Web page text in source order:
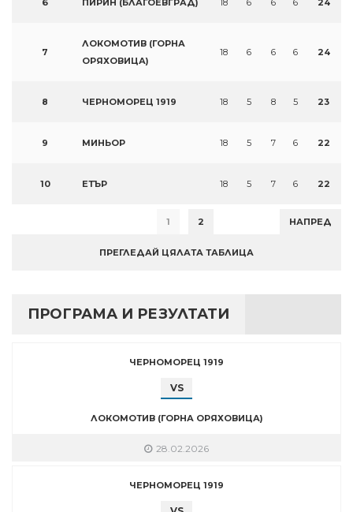
6 ПИРИН (БЛАГОЕВГРАД) 18 6 6 6 24
7
ЛОКОМОТИВ (ГОРНА
ОРЯХОВИЦА)
18 6 6 6 24
8 ЧЕРНОМОРЕЦ 1919 18 5 8 5 23
9 МИНЬОР 18 5 7 6 22
10 ЕТЪР 18 5 7 6 22
1 2 НАПРЕД
ПРЕГЛЕДАЙ ЦЯЛАТА ТАБЛИЦА
ПРОГРАМА И РЕЗУЛТАТИ
ЧЕРНОМОРЕЦ 1919
VS
ЛОКОМОТИВ (ГОРНА ОРЯХОВИЦА)
28.02.2026
ЧЕРНОМОРЕЦ 1919